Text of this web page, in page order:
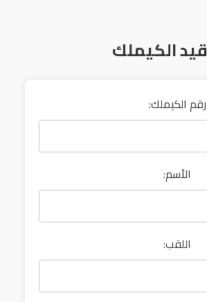
الكيملك
:رقم الكيملك
:الأسم
:اللقب